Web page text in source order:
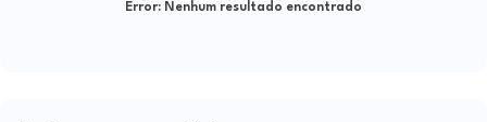
Error: Nenhum resultado encontrado